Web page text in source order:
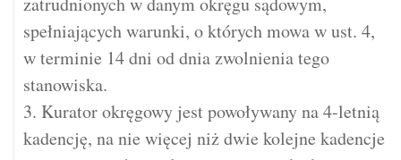
spełniających warunki, o których mowa w ust. 4,
w terminie 14 dni od dnia zwolnienia tego
stanowiska.
3. Kurator okręgowy jest powoływany na 4-letnią
kadencję, na nie więcej niż dwie kolejne kadencje